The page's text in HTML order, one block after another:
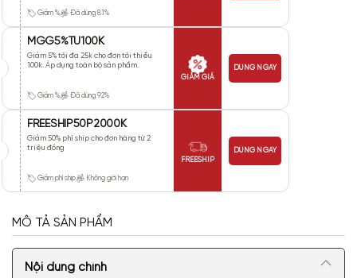
Giảm % Đã dùng 81%
MGG5%TU100K
Giảm 5% tối đa 25k cho đơn tối thiểu
100k. Áp dụng toàn bộ sản phẩm.
Giảm % Đã dùng 92%
GIẢM GIÁ
DÙNG NGAY
FREESHIP50P2000K
Giảm 50% phí ship cho đơn hàng từ 2
triệu đồng
Giảm phí ship Không giới hạn
FREESHIP
DÙNG NGAY
MÔ TẢ SẢN PHẨM
Nội dung chính